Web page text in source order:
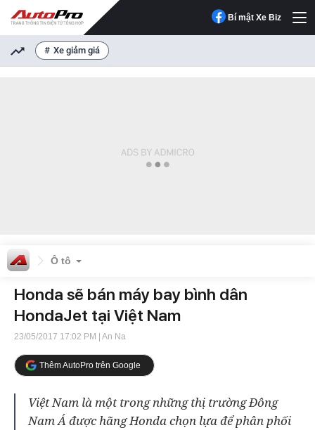
Bí mật Xe Biz
Xe giảm giá
Ô tô
Honda sẽ bán máy bay bình dân
HondaJet tại Việt Nam
23/05/2017 17:02 PM | An Na
Thêm AutoPro trên Google
Việt Nam là một trong những thị trường Đông
Nam Á được hãng Honda chọn lựa để phân phối